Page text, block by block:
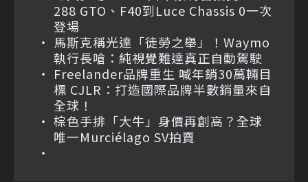
288 GTO、F40到Luce Chassis 0一次
登場
馬斯克稱光達「徒勞之舉」！Waymo
執行長嗆：純視覺難達真正自動駕駛
Freelander品牌重生 喊年銷30萬輛目
標 CJLR：打造國際品牌半數銷量來自
全球！
棕色手排「大牛」身價再創高？全球
唯一Murciélago SV拍賣